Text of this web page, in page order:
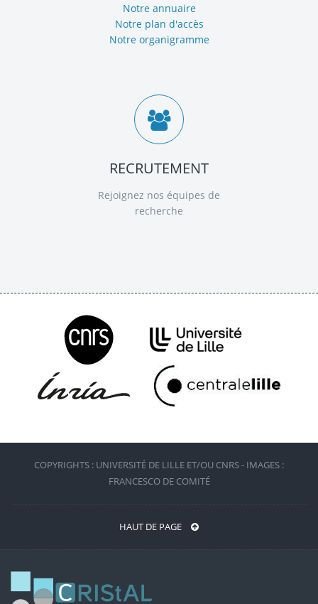
Notre annuaire
Notre plan d'accès
Notre organigramme
RECRUTEMENT
Rejoignez nos équipes de
recherche
COPYRIGHTS : UNIVERSITÉ DE LILLE ET/OU CNRS - IMAGES :
FRANCESCO DE COMITÉ
HAUT DE PAGE